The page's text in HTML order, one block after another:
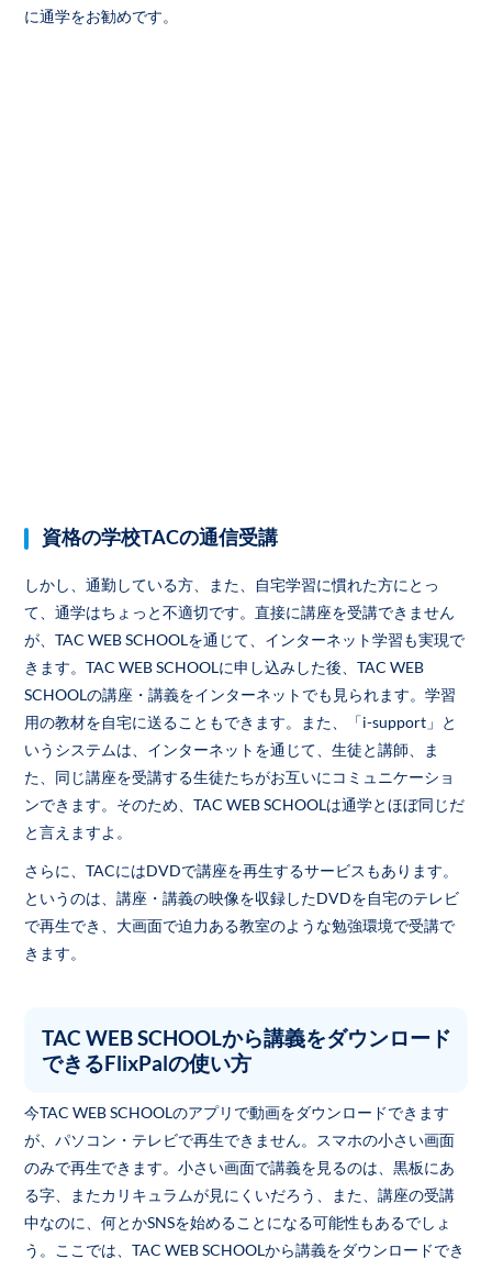
に通学をお勧めです。
資格の学校TACの通信受講
しかし、通勤している方、また、自宅学習に慣れた方にとっ
て、通学はちょっと不適切です。直接に講座を受講できません
が、TAC WEB SCHOOLを通じて、インターネット学習も実現で
きます。TAC WEB SCHOOLに申し込みした後、TAC WEB
SCHOOLの講座・講義をインターネットでも見られます。学習
用の教材を自宅に送ることもできます。また、「i-support」と
いうシステムは、インターネットを通じて、生徒と講師、ま
た、同じ講座を受講する生徒たちがお互いにコミュニケーショ
ンできます。そのため、TAC WEB SCHOOLは通学とほぼ同じだ
と言えますよ。
さらに、TACにはDVDで講座を再生するサービスもあります。
というのは、講座・講義の映像を収録したDVDを自宅のテレビ
で再生でき、大画面で迫力ある教室のような勉強環境で受講で
きます。
TAC WEB SCHOOLから講義をダウンロード
できるFlixPalの使い方
今TAC WEB SCHOOLのアプリで動画をダウンロードできます
が、パソコン・テレビで再生できません。スマホの小さい画面
のみで再生できます。小さい画面で講義を見るのは、黒板にあ
る字、またカリキュラムが見にくいだろう、また、講座の受講
中なのに、何とかSNSを始めることになる可能性もあるでしょ
う。ここでは、TAC WEB SCHOOLから講義をダウンロードでき